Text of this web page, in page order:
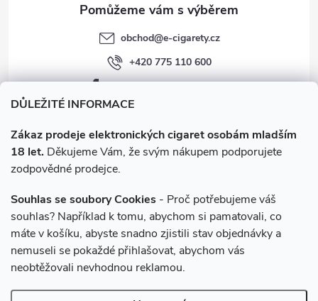
DŮLEŽITÉ INFORMACE
Zákaz prodeje elektronických cigaret osobám mladším
18 let. Děkujeme Vám, že svým nákupem podporujete
zodpovědné prodejce.
Souhlas se soubory Cookies - Proč potřebujeme váš
souhlas? Například k tomu, abychom si pamatovali, co
máte v košíku, abyste snadno zjistili stav objednávky a
nemuseli se pokaždé přihlašovat, abychom vás
neobtěžovali nevhodnou reklamou.
obchod@e-cigarety.cz
+420 775 110 600
facebook.com/e-cigarety.cz
Instagram